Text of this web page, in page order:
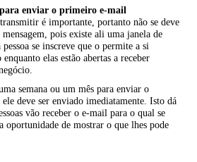
enviar o primeiro e-mail
é importante, portanto não se deve
pois existe ali uma janela de
se inscreve que o permite a si
enquanto elas estão abertas a receber
semana ou um mês para enviar o
deve ser enviado imediatamente. Isto dá
vão receber o e-mail para o qual se
oportunidade de mostrar o que lhes pode